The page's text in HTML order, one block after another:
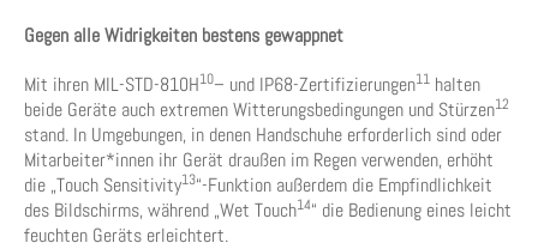
Gegen alle Widrigkeiten bestens gewappnet
Mit ihren MIL-STD-810H10– und IP68-Zertifizierungen11 halten
beide Geräte auch extremen Witterungsbedingungen und Stürzen12
stand. In Umgebungen, in denen Handschuhe erforderlich sind oder
Mitarbeiter*innen ihr Gerät draußen im Regen verwenden, erhöht
die „Touch Sensitivity13“-Funktion außerdem die Empfindlichkeit
des Bildschirms, während „Wet Touch14“ die Bedienung eines leicht
feuchten Geräts erleichtert.